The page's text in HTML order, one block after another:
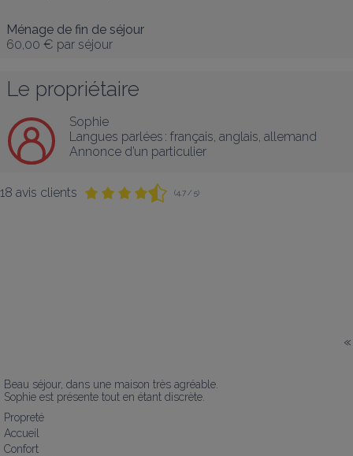
Ménage de fin de séjour
60,00 € par séjour
Le propriétaire
Sophie
Langues parlées : français, anglais, allemand
Annonce d’un particulier
18 avis clients (4,7 / 5)
«
Beau séjour, dans une maison très agréable.
Sophie est présente tout en étant discrète.
Propreté
Accueil
Confort